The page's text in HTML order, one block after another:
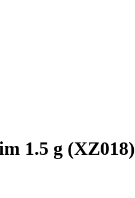
1.5 g (XZ018)